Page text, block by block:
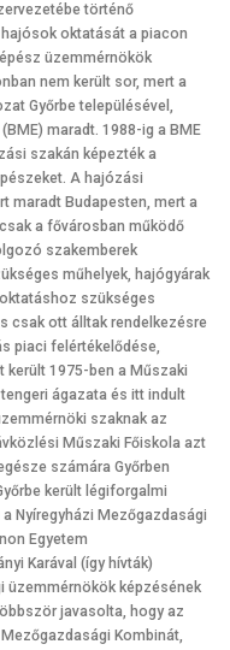
történő
oktatását a piacon
üzemmérnökök
nem került sor, mert a
Győrbe településével,
maradt. 1988-ig a BME
szakán képezték a
A hajózási
maradt Budapesten, mert a
a fővárosban működő
szakemberek
műhelyek, hajógyárak
szükséges
csak ott álltak rendelkezésre
piaci felértékelődése,
került 1975-ben a Műszaki
ágazata és itt indult
szaknak az
Műszaki Főiskola azt
számára Győrben
került légiforgalmi
Nyíregyházi Mezőgazdasági
Egyetem
Karával (így hívták)
üzemmérnökök képzésének
javasolta, hogy az
Kombinát,